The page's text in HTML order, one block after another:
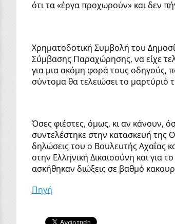
ότι τα «έργα προχωρούν» και δεν
Χρηματοδοτική Συμβολή του
Σύμβασης Παραχώρησης, να είχε
για μια ακόμη φορά τους οδηγούς,
σύντομα θα τελειώσει το μαρτύριό
Όσες φιέστες, όμως, κι αν κάνουν,
συντελέστηκε στην κατασκευή της
δηλώσεις του ο Βουλευτής Αχαΐας
στην Ελληνική Δικαιοσύνη και
ασκήθηκαν διώξεις σε βαθμό
Πηγή